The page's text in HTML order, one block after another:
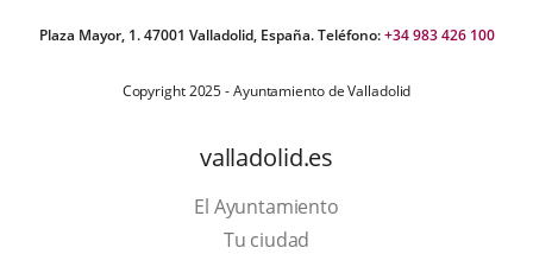
Plaza Mayor, 1. 47001 Valladolid, España. Teléfono:+34 983 426 100
Copyright 2025 - Ayuntamiento de Valladolid
valladolid.es
El Ayuntamiento
Tu ciudad